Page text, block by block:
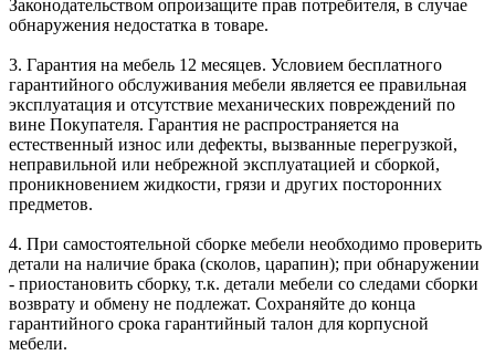
Законодательством опроизащите прав потребителя, в случае
обнаружения недостатка в товаре.
3. Гарантия на мебель 12 месяцев. Условием бесплатного
гарантийного обслуживания мебели является ее правильная
эксплуатация и отсутствие механических повреждений по
вине Покупателя. Гарантия не распространяется на
естественный износ или дефекты, вызванные перегрузкой,
неправильной или небрежной эксплуатацией и сборкой,
проникновением жидкости, грязи и других посторонних
предметов.
4. При самостоятельной сборке мебели необходимо проверить
детали на наличие брака (сколов, царапин); при обнаружении
- приостановить сборку, т.к. детали мебели со следами сборки
возврату и обмену не подлежат. Сохраняйте до конца
гарантийного срока гарантийный талон для корпусной
мебели.